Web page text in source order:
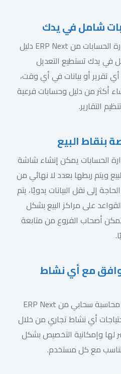
شامل في يدك
يعتبر نظام إدارة الحسابات من ERP Next دليل
يدك تستطيع التعديل
تقرير أو بيانات في أي وقت،
أكثر من دليل وحسابات فرعية
التقارير.
بنقاط البيع
الحسابات يمكن إنشاء شاشة
ويتم ربطها بعدد لا نهائي من
إلى نقل البيانات يدويًا، يتم
على مراكز البيع بشكل
أصحاب الفروع من متابعة
مع أي نشاط
هيكلة برنامج محاسبة سحابي من ERP Next
أي نشاط تجاري من خلال
لها وإمكانية التخصيص بشكل
مع كل مستخدم.